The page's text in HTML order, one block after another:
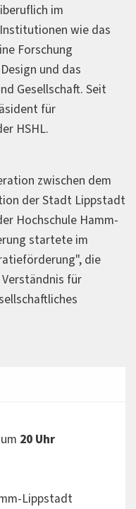
im
wie das
Forschung
und das
Gesellschaft. Seit
für
HSHL.
zwischen dem
der Stadt Lippstadt
Hochschule Hamm-
startete im
die
für
um 20 Uhr
Lippstadt